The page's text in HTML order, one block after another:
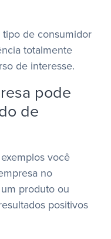
tipo de consumidor
totalmente
de interesse.
pode
de
você
no
produto ou
positivos